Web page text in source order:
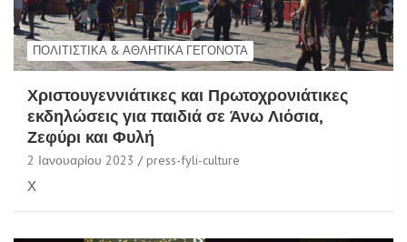
ΠΟΛΙΤΙΣΤΙΚΆ & ΑΘΛΗΤΙΚΆ ΓΕΓΟΝΌΤΑ
Χριστουγεννιάτικες και Πρωτοχρονιάτικες
εκδηλώσεις για παιδιά σε Άνω Λιόσια,
Ζεφύρι και Φυλή
2 Ιανουαρίου 2023 press-fyli-culture
Χ